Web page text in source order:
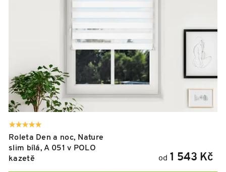
ů
Roleta Den a noc, Nature
slim bílá, A 051 v POLO
kazetě
od 1 543 Kč